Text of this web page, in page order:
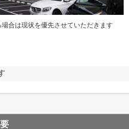
合は現状を優先させていただきます